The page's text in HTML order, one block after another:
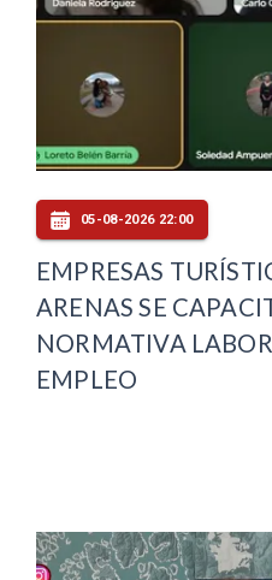
05-08-2026 22:00
EMPRESAS
ARENAS SE
NORMATIVA
EMPLEO